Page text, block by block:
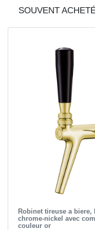
SOUVENT
Robinet tireuse a biere,
chrome-nickel avec
couleur or